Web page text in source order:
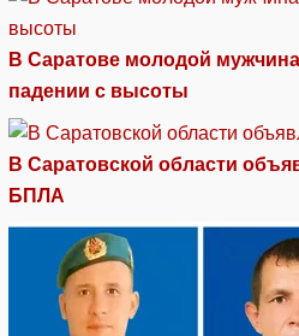
В Саратове молодой
падении с высоты
В Саратовской области
БПЛА